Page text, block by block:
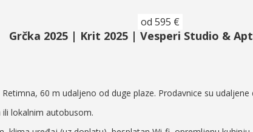
od 595 €
Grčka 2025 | Krit 2025 | Vesperi Studio &
60 m udaljeno od duge plaze. Prodavnice su
lokalnim autobusom.